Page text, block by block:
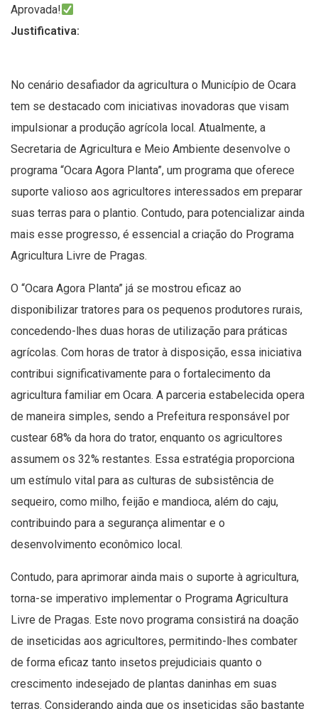
Aprovada!
Justificativa:
No cenário desafiador da agricultura o Município de Ocara
tem se destacado com iniciativas inovadoras que visam
impulsionar a produção agrícola local. Atualmente, a
Secretaria de Agricultura e Meio Ambiente desenvolve o
programa “Ocara Agora Planta”, um programa que oferece
suporte valioso aos agricultores interessados em preparar
suas terras para o plantio. Contudo, para potencializar ainda
mais esse progresso, é essencial a criação do Programa
Agricultura Livre de Pragas.
O “Ocara Agora Planta” já se mostrou eficaz ao
disponibilizar tratores para os pequenos produtores rurais,
concedendo-lhes duas horas de utilização para práticas
agrícolas. Com horas de trator à disposição, essa iniciativa
contribui significativamente para o fortalecimento da
agricultura familiar em Ocara. A parceria estabelecida opera
de maneira simples, sendo a Prefeitura responsável por
custear 68% da hora do trator, enquanto os agricultores
assumem os 32% restantes. Essa estratégia proporciona
um estímulo vital para as culturas de subsistência de
sequeiro, como milho, feijão e mandioca, além do caju,
contribuindo para a segurança alimentar e o
desenvolvimento econômico local.
Contudo, para aprimorar ainda mais o suporte à agricultura,
torna-se imperativo implementar o Programa Agricultura
Livre de Pragas. Este novo programa consistirá na doação
de inseticidas aos agricultores, permitindo-lhes combater
de forma eficaz tanto insetos prejudiciais quanto o
crescimento indesejado de plantas daninhas em suas
terras. Considerando ainda que os inseticidas são bastante